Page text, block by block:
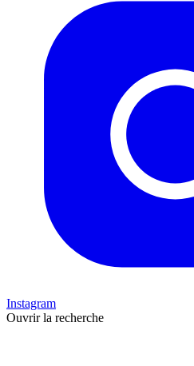
Instagram
Ouvrir la recherche